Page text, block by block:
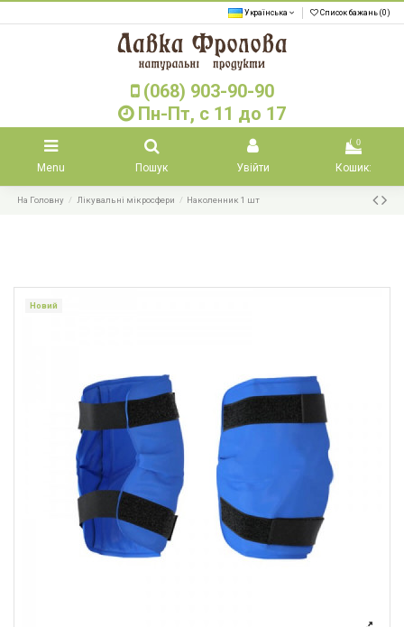
Українська Список бажань (0)
(068) 903-90-90
Пн-Пт, с 11 до 17
Menu Пошук Увійти
0
Кошик:
На Головну Лікувальні мікросфери Наколенник 1 шт
Новий